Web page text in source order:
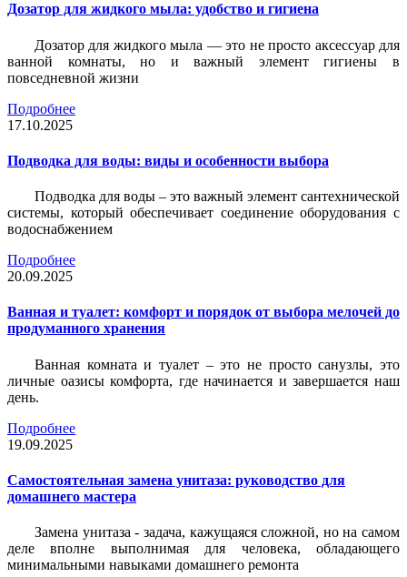
Дозатор для жидкого мыла: удобство и гигиена
Дозатор для жидкого мыла — это не просто аксессуар для
ванной комнаты, но и важный элемент гигиены в
повседневной жизни
Подробнее
17.10.2025
Подводка для воды: виды и особенности выбора
Подводка для воды – это важный элемент сантехнической
системы, который обеспечивает соединение оборудования с
водоснабжением
Подробнее
20.09.2025
Ванная и туалет: комфорт и порядок от выбора мелочей до
продуманного хранения
Ванная комната и туалет – это не просто санузлы, это
личные оазисы комфорта, где начинается и завершается наш
день.
Подробнее
19.09.2025
Самостоятельная замена унитаза: руководство для
домашнего мастера
Замена унитаза - задача, кажущаяся сложной, но на самом
деле вполне выполнимая для человека, обладающего
минимальными навыками домашнего ремонта